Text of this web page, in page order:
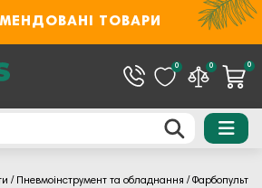
ТОВАРИ
0 0 0
Пневмоінструмент та обладнання Фарбопульт